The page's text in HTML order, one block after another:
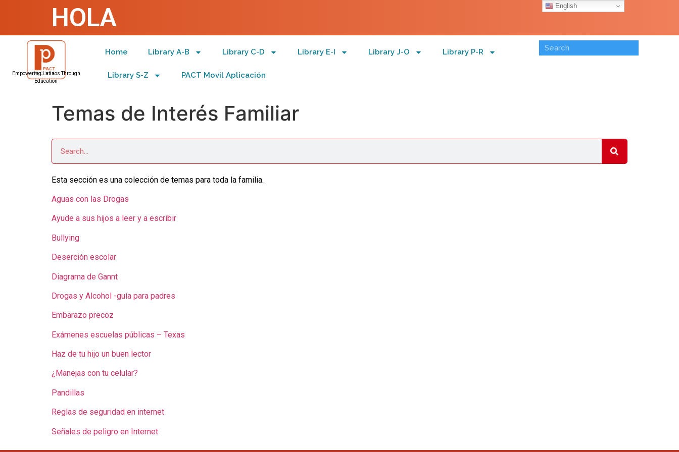
HOLA
Empowering Latinos Through
Education
Home Library A-B Library C-D Library E-I Library J-O Library P-R
Library S-Z PACT Movil Aplicación
Temas de Interés Familiar
Esta sección es una colección de temas para toda la familia.
Aguas con las Drogas
Ayude a sus hijos a leer y a escribir
Bullying
Deserción escolar
Diagrama de Gannt
Drogas y Alcohol -guía para padres
Embarazo precoz
Exámenes escuelas públicas – Texas
Haz de tu hijo un buen lector
¿Manejas con tu celular?
Pandillas
Reglas de seguridad en internet
Señales de peligro en Internet
English